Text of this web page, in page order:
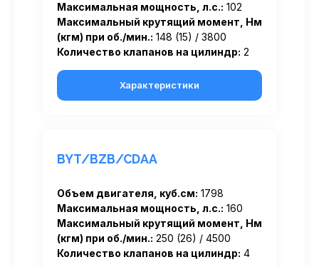
Максимальная мощность, л.с.: 102
Максимальный крутящий момент, Нм
(кгм) при об./мин.: 148 (15) / 3800
Количество клапанов на цилиндр: 2
Характеристики
BYT/BZB/CDAA
Объем двигателя, куб.см: 1798
Максимальная мощность, л.с.: 160
Максимальный крутящий момент, Нм
(кгм) при об./мин.: 250 (26) / 4500
Количество клапанов на цилиндр: 4